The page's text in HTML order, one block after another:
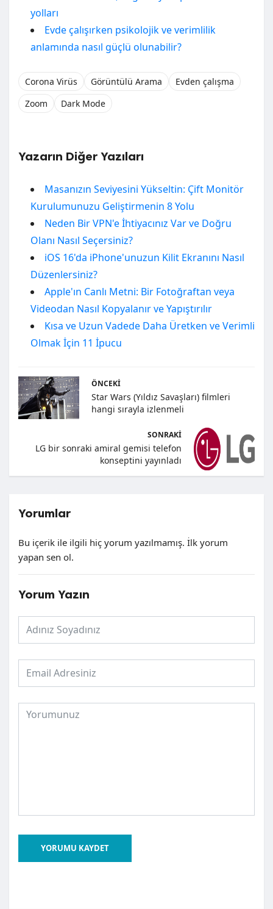
yolları
Evde çalışırken psikolojik ve verimlilik
anlamında nasıl güçlü olunabilir?
Corona Virüs Görüntülü Arama
Evden çalışma
Zoom
Dark Mode
Yazarın Diğer Yazıları
Masanızın Seviyesini Yükseltin: Çift Monitör
Kurulumunuzu Geliştirmenin 8 Yolu
Neden Bir VPN'e İhtiyacınız Var ve Doğru
Olanı Nasıl Seçersiniz?
iOS 16'da iPhone'unuzun Kilit Ekranını Nasıl
Düzenlersiniz?
Apple'ın Canlı Metni: Bir Fotoğraftan veya
Videodan Nasıl Kopyalanır ve Yapıştırılır
Kısa ve Uzun Vadede Daha Üretken ve Verimli
Olmak İçin 11 İpucu
ÖNCEKI
Star Wars (Yıldız Savaşları) filmleri
hangi sırayla izlenmeli
SONRAKI
LG bir sonraki amiral gemisi telefon
konseptini yayınladı
Yorumlar
Bu içerik ile ilgili hiç yorum yazılmamış. İlk yorum
yapan sen ol.
Yorum Yazın
YORUMU KAYDET